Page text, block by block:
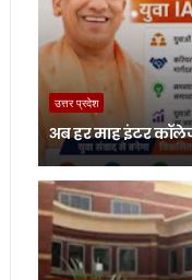
उत्तर प्रदेश
अब हर माह इंटर